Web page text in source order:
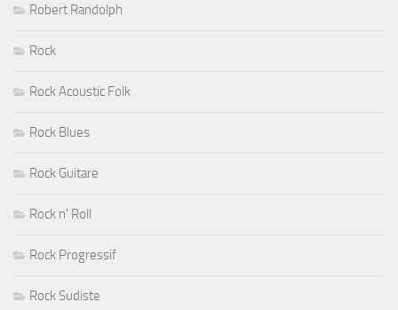
Robert Randolph
Rock
Rock Acoustic Folk
Rock Blues
Rock Guitare
Rock n' Roll
Rock Progressif
Rock Sudiste